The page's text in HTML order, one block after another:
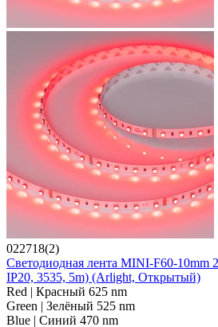
022718(2)
Светодиодная лента MINI-F60-10mm
IP20, 3535, 5m) (Arlight, Открытый)
Red | Красный 625 nm
Green | Зелёный 525 nm
Blue | Синий 470 nm